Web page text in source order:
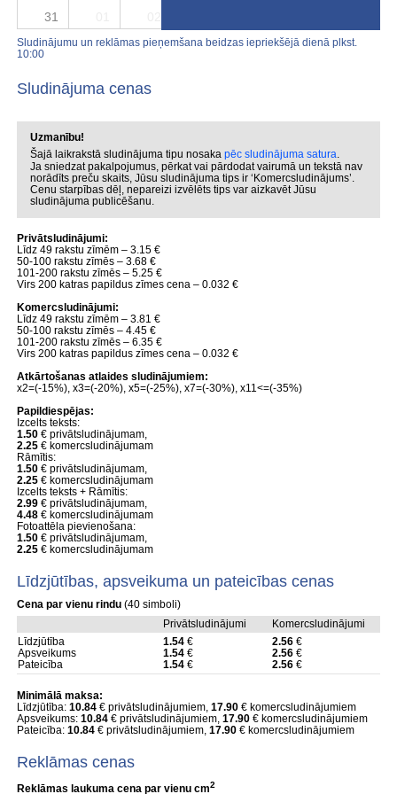
31
Sludinājumu un reklāmas pieņemšana beidzas iepriekšējā dienā plkst.
10:00
Sludinājuma cenas
Uzmanību!
Šajā laikrakstā sludinājuma tipu nosaka pēc sludinājuma satura.
Ja sniedzat pakalpojumus, pērkat vai pārdodat vairumā un tekstā nav
norādīts preču skaits, Jūsu sludinājuma tips ir ‘Komercsludinājums’.
Cenu starpības dēļ, nepareizi izvēlēts tips var aizkavēt Jūsu
sludinājuma publicēšanu.
Privātsludinājumi:
Līdz 49 rakstu zīmēm – 3.15 €
50-100 rakstu zīmēs – 3.68 €
101-200 rakstu zīmēs – 5.25 €
Virs 200 katras papildus zīmes cena – 0.032 €
Komercsludinājumi:
Līdz 49 rakstu zīmēm – 3.81 €
50-100 rakstu zīmēs – 4.45 €
101-200 rakstu zīmēs – 6.35 €
Virs 200 katras papildus zīmes cena – 0.032 €
Atkārtošanas atlaides sludinājumiem:
x2=(-15%), x3=(-20%), x5=(-25%), x7=(-30%), x11<=(-35%)
Papildiespējas:
Izcelts teksts:
1.50€ privātsludinājumam,
2.25€ komercsludinājumam
Rāmītis:
1.50€ privātsludinājumam,
2.25€ komercsludinājumam
Izcelts teksts + Rāmītis:
2.99€ privātsludinājumam,
4.48€ komercsludinājumam
Fotoattēla pievienošana:
1.50€ privātsludinājumam,
2.25€ komercsludinājumam
Līdzjūtības, apsveikuma un pateicības cenas
Cena par vienu rindu (40 simboli)
Privātsludinājumi
Komercsludinājumi
Līdzjūtība
1.54€ 2.56€
Apsveikums
1.54€ 2.56€
Pateicība
1.54€ 2.56€
Minimālā maksa:
Līdzjūtība: 10.84€ privātsludinājumiem, 17.90€ komercsludinājumiem
Apsveikums: 10.84€ privātsludinājumiem, 17.90€ komercsludinājumiem
Pateicība: 10.84€ privātsludinājumiem, 17.90€ komercsludinājumiem
Reklāmas cenas
Reklāmas laukuma cena par vienu cm2